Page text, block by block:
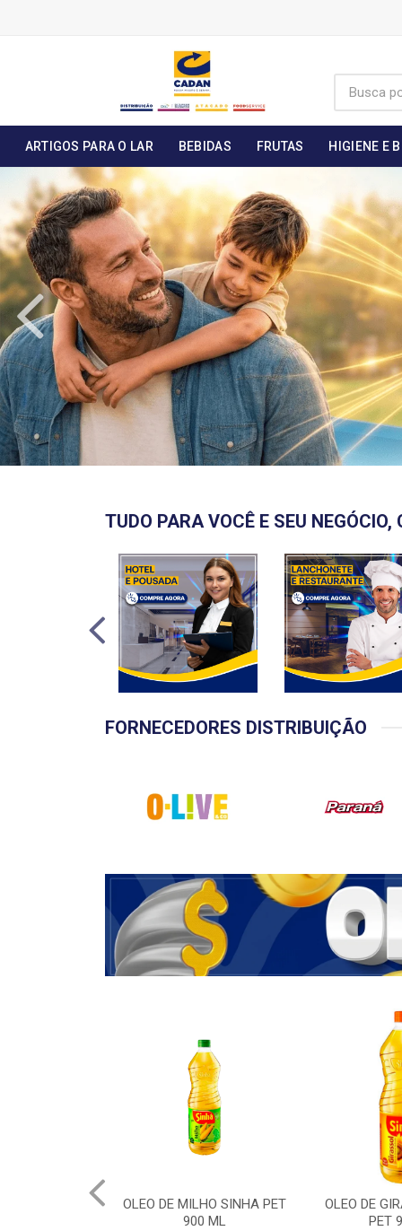
ARTIGOS PARA O LAR BEBIDAS FRUTAS HIGIENE E
TUDO PARA VOCÊ E SEU NEGÓCIO,
FORNECEDORES DISTRIBUIÇÃO
OLEO DE MILHO SINHA PET
900 ML
OLEO DE
PET